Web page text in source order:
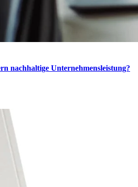
nachhaltige Unternehmensleistung?